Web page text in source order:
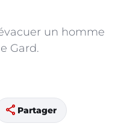
un homme
Gard.
share Partager